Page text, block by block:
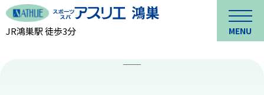
JR鴻巣駅 徒歩3分 MENU